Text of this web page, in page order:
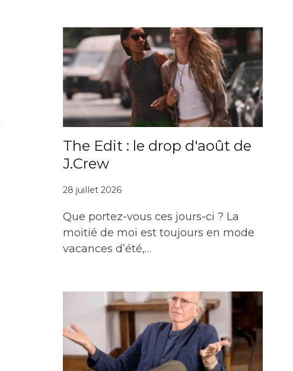
The Edit : le drop d'août de
J.Crew
28 juillet 2026
Que portez-vous ces jours-ci ? La
moitié de moi est toujours en mode
vacances d’été,…